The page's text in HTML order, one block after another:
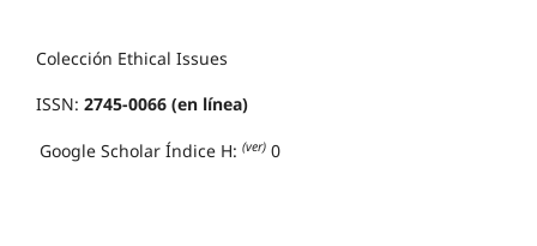
Colección Ethical Issues
ISSN: 2745-0066 (en línea)
Google Scholar Índice H: (ver) 0